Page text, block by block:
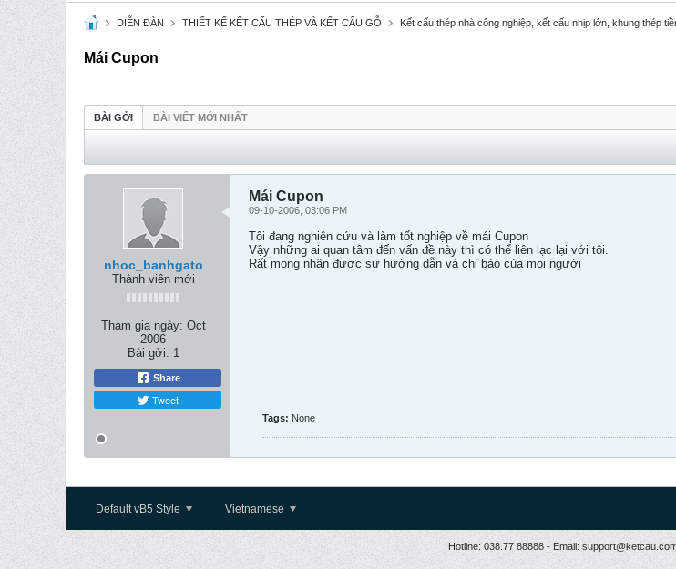
DIỄN ĐÀN THIẾT KẾ KẾT CẤU THÉP VÀ KẾT CẤU GỖ Kết cấu thép nhà công nghiệp, kết cấu nhịp lớn, khung thép
Mái Cupon
BÀI GỞI BÀI VIẾT MỚI NHẤT
nhoc_banhgato
Thành viên mới
Tham gia ngày: Oct
2006
Bài gởi: 1
Share
Tweet
Mái Cupon
09-10-2006, 03:06 PM
Tôi đang nghiên cứu và làm tốt nghiệp về mái Cupon
Vậy những ai quan tâm đến vấn đề này thì có thể liên lạc lại với tôi.
Rất mong nhận được sự hướng dẫn và chỉ bảo của mọi người
Tags: None
Default vB5 Style Vietnamese
Hotline: 038.77 88888 - Email: